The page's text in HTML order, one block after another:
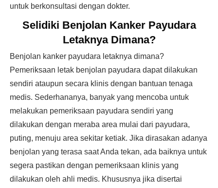
untuk berkonsultasi dengan dokter.
Selidiki Benjolan Kanker Payudara
Letaknya Dimana?
Benjolan kanker payudara letaknya dimana?
Pemeriksaan letak benjolan payudara dapat dilakukan
sendiri ataupun secara klinis dengan bantuan tenaga
medis. Sederhananya, banyak yang mencoba untuk
melakukan pemeriksaan payudara sendiri yang
dilakukan dengan meraba area mulai dari payudara,
puting, menuju area sekitar ketiak. Jika dirasakan adanya
benjolan yang terasa saat Anda tekan, ada baiknya untuk
segera pastikan dengan pemeriksaan klinis yang
dilakukan oleh ahli medis. Khususnya jika disertai